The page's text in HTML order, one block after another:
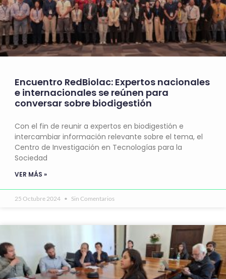
Encuentro RedBiolac: Expertos nacionales
e internacionales se reúnen para
conversar sobre biodigestión
Con el fin de reunir a expertos en biodigestión e
intercambiar información relevante sobre el tema, el
Centro de Investigación en Tecnologías para la
Sociedad
VER MÁS »
25 Octubre 2024 Sin Comentarios